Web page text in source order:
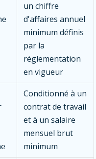
un chiffre
d'affaires annuel
minimum définis
par la
réglementation
en vigueur
Conditionné à un
contrat de travail
et à un salaire
mensuel brut
minimum